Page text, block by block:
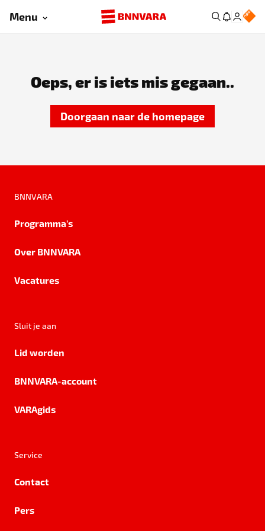
Menu
Oeps, er is iets mis gegaan..
Doorgaan naar de homepage
BNNVARA
Programma's
Over BNNVARA
Vacatures
Sluit je aan
Lid worden
BNNVARA-account
VARAgids
Service
Contact
Pers